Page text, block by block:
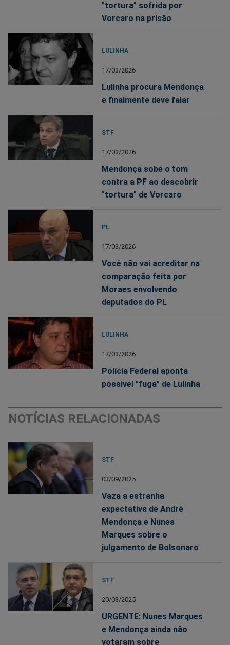
"tortura" sofrida por
Vorcaro na prisão
LULINHA
17/03/2026
Lulinha procura Mendonça
e finalmente deve falar
STF
17/03/2026
Mendonça sobe o tom
contra a PF ao descobrir
"tortura" de Vorcaro
PL
17/03/2026
Você não vai acreditar na
comparação feita por
Moraes envolvendo
deputados do PL
LULINHA
17/03/2026
Polícia Federal aponta
possível "fuga" de Lulinha
NOTÍCIAS RELACIONADAS
STF
03/09/2025
Vaza a estranha
expectativa de André
Mendonça e Nunes
Marques sobre o
julgamento de Bolsonaro
STF
20/03/2025
URGENTE: Nunes Marques
e Mendonça ainda não
votaram sobre